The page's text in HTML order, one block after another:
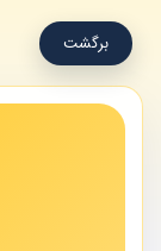
برگشت